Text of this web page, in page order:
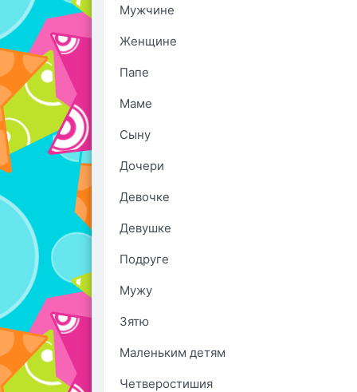
Мужчине
Женщине
Папе
Маме
Сыну
Дочери
Девочке
Девушке
Подруге
Мужу
Зятю
Маленьким детям
Четверостишия